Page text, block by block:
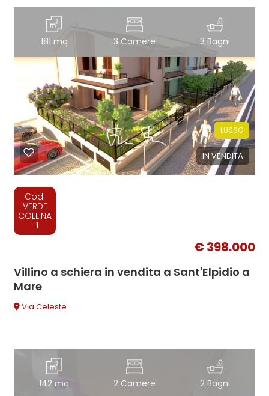
181 mq 3 Camere 3 Bagni
IN VENDITA
LUSSO
Cod.
VERDE
COLLINA
-1
€ 398.000
Villino a schiera in vendita a Sant'Elpidio a
Mare
Via Celeste
142 mq 2 Camere 2 Bagni